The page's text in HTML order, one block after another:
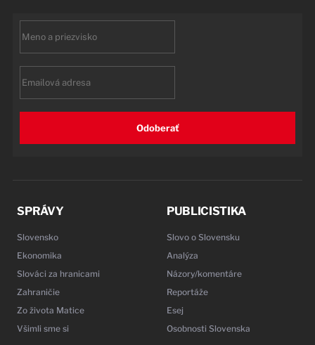
Odoberať
SPRÁVY
Slovensko
Ekonomika
Slováci za hranicami
Zahraničie
Zo života Matice
Všimli sme si
PUBLICISTIKA
Slovo o Slovensku
Analýza
Názory/komentáre
Reportáže
Esej
Osobnosti Slovenska